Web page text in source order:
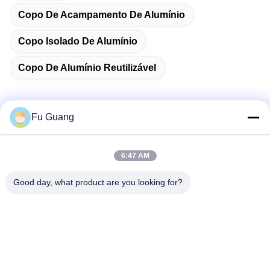
Copo De Acampamento De Alumínio
Copo Isolado De Alumínio
Copo De Alumínio Reutilizável
- Não, não.53, SCIENCE AVENUE, HIGH-TECH DISTRICT,
Fu Guang
6:47 AM
Good day, what product are you looking for?